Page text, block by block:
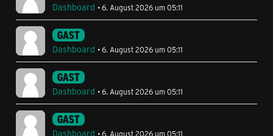
Dashboard 6. August 2026 um 05:11
GAST
Dashboard 6. August 2026 um 05:11
GAST
Dashboard 6. August 2026 um 05:11
GAST
Dashboard 6. August 2026 um 05:11